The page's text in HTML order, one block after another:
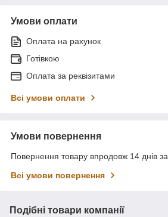
Умови оплати
Оплата на рахунок
Готівкою
Оплата за реквізитами
Всі умови оплати
Умови повернення
Повернення товару впродовж 14 днів
Всі умови повернення
Подібні товари компанії